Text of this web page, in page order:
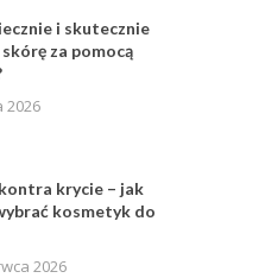
i skutecznie
za pomocą
2026
krycie – jak
kosmetyk do
2026